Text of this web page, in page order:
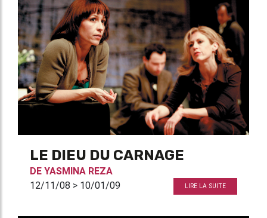
LE DIEU DU CARNAGE
DE YASMINA REZA
12/11/08 > 10/01/09
LIRE LA SUITE